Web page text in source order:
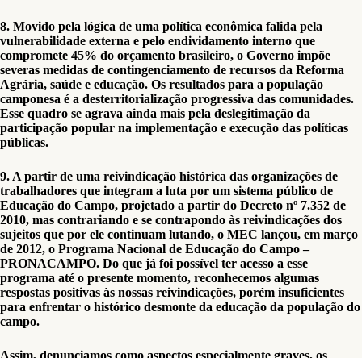
8. Movido pela lógica de uma política econômica falida pela
vulnerabilidade externa e pelo endividamento interno que
compromete 45% do orçamento brasileiro, o Governo impõe
severas medidas de contingenciamento de recursos da Reforma
Agrária, saúde e educação. Os resultados para a população
camponesa é a desterritorialização progressiva das comunidades.
Esse quadro se agrava ainda mais pela deslegitimação da
participação popular na implementação e execução das políticas
públicas.
9. A partir de uma reivindicação histórica das organizações de
trabalhadores que integram a luta por um sistema público de
Educação do Campo, projetado a partir do Decreto nº 7.352 de
2010, mas contrariando e se contrapondo às reivindicações dos
sujeitos que por ele continuam lutando, o MEC lançou, em março
de 2012, o Programa Nacional de Educação do Campo –
PRONACAMPO. Do que já foi possível ter acesso a esse
programa até o presente momento, reconhecemos algumas
respostas positivas às nossas reivindicações, porém insuficientes
para enfrentar o histórico desmonte da educação da população do
campo.
Assim, denunciamos como aspectos especialmente graves, os